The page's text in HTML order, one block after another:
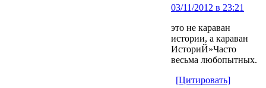
03/11/2012 в 23:21
это не караван
истории, а караван
ИсториЙ»Часто
весьма любопытных.
[Цитировать]